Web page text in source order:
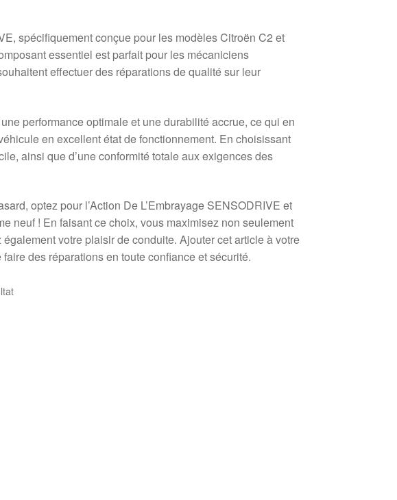
spécifiquement conçue pour les modèles Citroën C2 et
essentiel est parfait pour les mécaniciens
effectuer des réparations de qualité sur leur
performance optimale et une durabilité accrue, ce qui en
en excellent état de fonctionnement. En choisissant
ainsi que d’une conformité totale aux exigences des
optez pour l’Action De L’Embrayage SENSODRIVE et
neuf ! En faisant ce choix, vous maximisez non seulement
votre plaisir de conduite. Ajouter cet article à votre
des réparations en toute confiance et sécurité.